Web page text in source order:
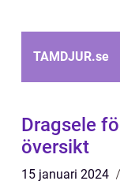
TAMDJUR.se
Dragsele
översikt
15 januari 2024